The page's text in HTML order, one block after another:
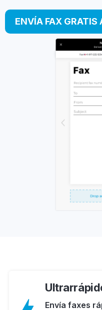
ENVÍA FAX GRATIS
Envía faxes